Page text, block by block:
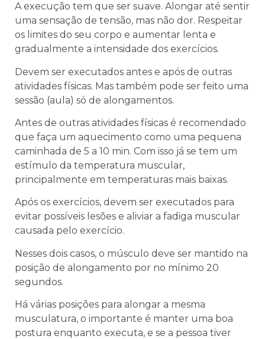
A execução tem que ser suave. Alongar até sentir
uma sensação de tensão, mas não dor. Respeitar
os limites do seu corpo e aumentar lenta e
gradualmente a intensidade dos exercícios.
Devem ser executados antes e após de outras
atividades físicas. Mas também pode ser feito uma
sessão (aula) só de alongamentos.
Antes de outras atividades físicas é recomendado
que faça um aquecimento como uma pequena
caminhada de 5 a 10 min. Com isso já se tem um
estímulo da temperatura muscular,
principalmente em temperaturas mais baixas.
Após os exercícios, devem ser executados para
evitar possíveis lesões e aliviar a fadiga muscular
causada pelo exercício.
Nesses dois casos, o músculo deve ser mantido na
posição de alongamento por no mínimo 20
segundos.
Há várias posições para alongar a mesma
musculatura, o importante é manter uma boa
postura enquanto executa, e se a pessoa tiver